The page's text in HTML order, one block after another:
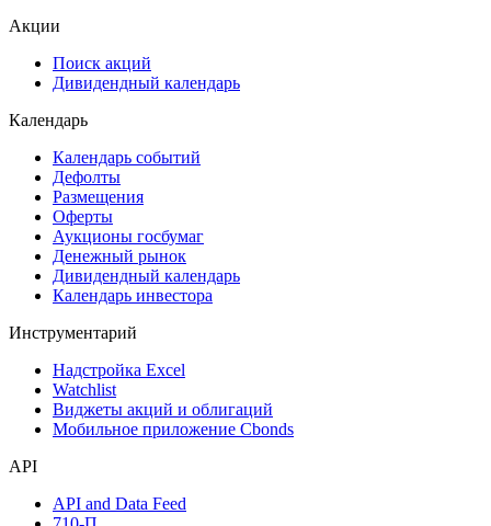
Акции
Поиск акций
Дивидендный календарь
Календарь
Календарь событий
Дефолты
Размещения
Оферты
Аукционы госбумаг
Денежный рынок
Дивидендный календарь
Календарь инвестора
Инструментарий
Надстройка Excel
Watchlist
Виджеты акций и облигаций
Мобильное приложение Cbonds
API
API and Data Feed